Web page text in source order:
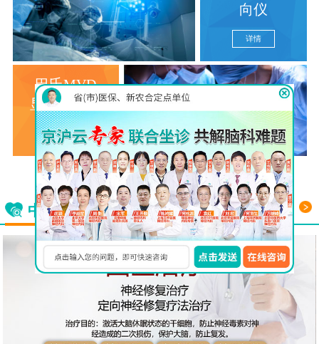
向仪
详情
巴氏MVD
显微分离术
详情
查看更多
中西医结合看脑病 更多